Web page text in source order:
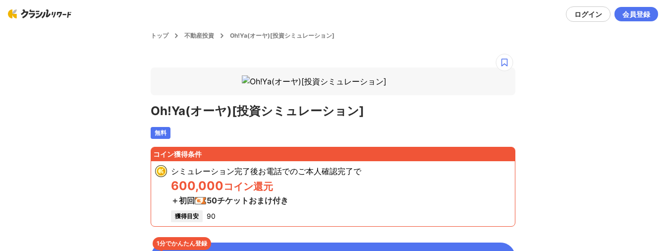
ログイン 会員登録
トップ 不動産投資 Oh!Ya(オーヤ)[投資シミュレーション]
Oh!Ya(オーヤ)[投資シミュレーション]
無料
コイン獲得条件
シミュレーション完了後お電話でのご本人確認完了で
600,000コイン還元
＋初回 50チケットおまけ付き
獲得目安 90
1分でかんたん登録